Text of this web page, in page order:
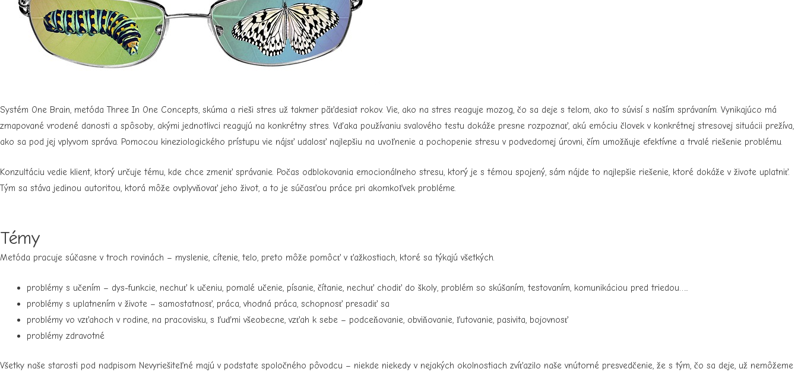
Systém One Brain, metóda Three In One Concepts, skúma a rieši stres už takmer päťdesiat rokov. Vie, ako na stres reaguje mozog, čo sa deje s telom, ako to súvisí s naším správaním. Vynikajúco má
zmapované vrodené danosti a spôsoby, akými jednotlivci reagujú na konkrétny stres. Vďaka používaniu svalového testu dokáže presne rozpoznať, akú emóciu človek v konkrétnej stresovej situácii prežíva,
ako sa pod jej vplyvom správa. Pomocou kineziologického prístupu vie nájsť udalosť najlepšiu na uvoľnenie a pochopenie stresu v podvedomej úrovni, čím umožňuje efektívne a trvalé riešenie problému.
Konzultáciu vedie klient, ktorý určuje tému, kde chce zmeniť správanie. Počas odblokovania emocionálneho stresu, ktorý je s témou spojený, sám nájde to najlepšie riešenie, ktoré dokáže v živote uplatniť.
Tým sa stáva jedinou autoritou, ktorá môže ovplyvňovať jeho život, a to je súčasťou práce pri akomkoľvek probléme.
Témy
Metóda pracuje súčasne v troch rovinách – myslenie, cítenie, telo, preto môže pomôcť v ťažkostiach, ktoré sa týkajú všetkých.
problémy s učením – dys-funkcie, nechuť k učeniu, pomalé učenie, písanie, čítanie, nechuť chodiť do školy, problém so skúšaním, testovaním, komunikáciou pred triedou…..
problémy s uplatnením v živote – samostatnosť, práca, vhodná práca, schopnosť presadiť sa
problémy vo vzťahoch v rodine, na pracovisku, s ľuďmi všeobecne, vzťah k sebe – podceňovanie, obviňovanie, ľutovanie, pasivita, bojovnosť
problémy zdravotné
Všetky naše starosti pod nadpisom Nevyriešiteľné majú v podstate spoločného pôvodcu – niekde niekedy v nejakých okolnostiach zvíťazilo naše vnútorné presvedčenie, že s tým, čo sa deje, už nemôžeme